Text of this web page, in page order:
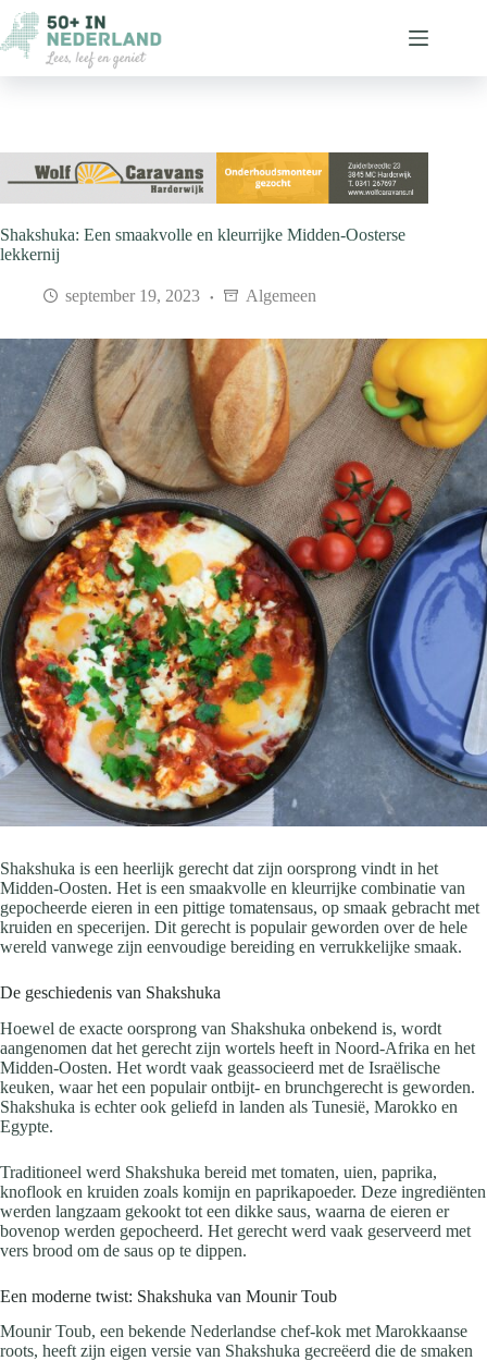
naar
de
inhoud
Shakshuka: Een smaakvolle en kleurrijke Midden-Oosterse
lekkernij
september 19, 2023 Algemeen
Shakshuka is een heerlijk gerecht dat zijn oorsprong vindt in het
Midden-Oosten. Het is een smaakvolle en kleurrijke combinatie van
gepocheerde eieren in een pittige tomatensaus, op smaak gebracht met
kruiden en specerijen. Dit gerecht is populair geworden over de hele
wereld vanwege zijn eenvoudige bereiding en verrukkelijke smaak.
De geschiedenis van Shakshuka
Hoewel de exacte oorsprong van Shakshuka onbekend is, wordt
aangenomen dat het gerecht zijn wortels heeft in Noord-Afrika en het
Midden-Oosten. Het wordt vaak geassocieerd met de Israëlische
keuken, waar het een populair ontbijt- en brunchgerecht is geworden.
Shakshuka is echter ook geliefd in landen als Tunesië, Marokko en
Egypte.
Traditioneel werd Shakshuka bereid met tomaten, uien, paprika,
knoflook en kruiden zoals komijn en paprikapoeder. Deze ingrediënten
werden langzaam gekookt tot een dikke saus, waarna de eieren er
bovenop werden gepocheerd. Het gerecht werd vaak geserveerd met
vers brood om de saus op te dippen.
Een moderne twist: Shakshuka van Mounir Toub
Mounir Toub, een bekende Nederlandse chef-kok met Marokkaanse
roots, heeft zijn eigen versie van Shakshuka gecreëerd die de smaken